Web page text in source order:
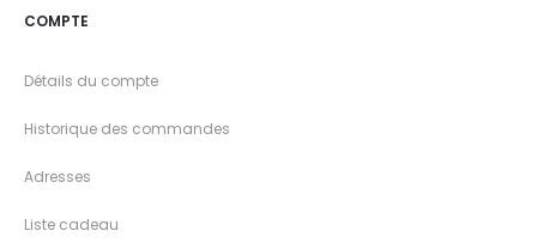
COMPTE
Détails du compte
Historique des commandes
Adresses
Liste cadeau